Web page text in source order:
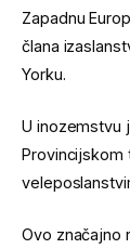
Zapadnu
člana
Yorku.
U inozemstvu
Provincijskom
Ovo značajno